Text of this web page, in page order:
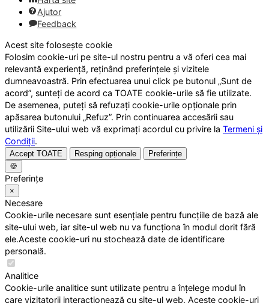
Ajutor
Feedback
Acest site folosește cookie
Folosim cookie-uri pe site-ul nostru pentru a vă oferi cea mai
relevantă experiență, reținând preferințele și vizitele
dumneavoastră. Prin efectuarea unui click pe butonul „Sunt de
acord”, sunteți de acord ca TOATE cookie-urile să fie utilizate.
De asemenea, puteți să refuzați cookie-urile opționale prin
apăsarea butonului „Refuz”. Prin continuarea accesării sau
utilizării Site-ului web vă exprimați acordul cu privire la Termeni și
Condiții.
Accept TOATE Resping opționale
Preferințe
🍪
Preferințe
×
Necesare
Cookie-urile necesare sunt esențiale pentru funcțiile de bază ale
site-ului web, iar site-ul web nu va funcționa în modul dorit fără
ele.Aceste cookie-uri nu stochează date de identificare
personală.
Analitice
Cookie-urile analitice sunt utilizate pentru a înțelege modul în
care vizitatorii interacționează cu site-ul web. Aceste cookie-uri